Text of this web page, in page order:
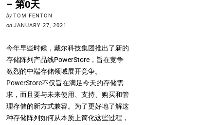
– 第0天
by TOM FENTON
on JANUARY 27, 2021
今年早些时候，戴尔科技集团推出了新的
存储阵列产品线PowerStore，旨在竞争
激烈的中端存储领域展开竞争。
PowerStore不仅旨在满足今天的存储需
求，而且要与未来使用、支持、购买和管
理存储的新方式兼容。为了更好地了解这
种存储阵列如何从本质上简化这些过程，